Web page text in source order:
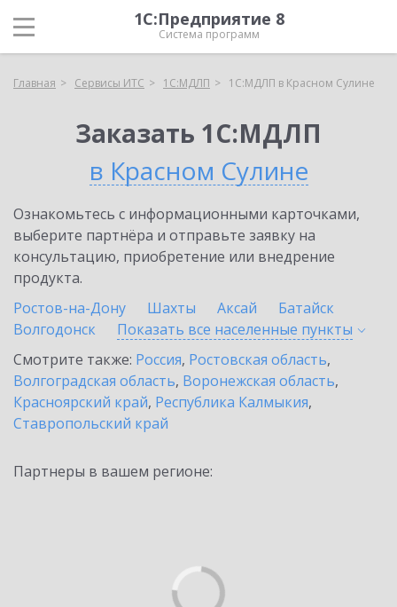
1С:Предприятие 8
Система программ
Главная Сервисы ИТС 1С:МДЛП 1С:МДЛП в Красном Сулине
Заказать 1С:МДЛП
в Красном Сулине
Ознакомьтесь с информационными карточками,
выберите партнёра и отправьте заявку на
консультацию, приобретение или внедрение
продукта.
Ростов-на-Дону
Шахты Аксай
Батайск
Волгодонск
Показать все населенные пункты
Смотрите также: Россия, Ростовская область,
Волгоградская область, Воронежская область,
Красноярский край, Республика Калмыкия,
Ставропольский край
Партнеры в вашем регионе: